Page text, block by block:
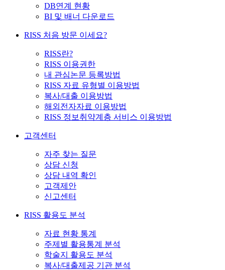
DB연계 현황
BI 및 배너 다운로드
RISS 처음 방문 이세요?
RISS란?
RISS 이용권한
내 관심논문 등록방법
RISS 자료 유형별 이용방법
복사/대출 이용방법
해외전자자료 이용방법
RISS 정보취약계층 서비스 이용방법
고객센터
자주 찾는 질문
상담 신청
상담 내역 확인
고객제안
신고센터
RISS 활용도 분석
자료 현황 통계
주제별 활용통계 분석
학술지 활용도 분석
복사/대출제공 기관 분석